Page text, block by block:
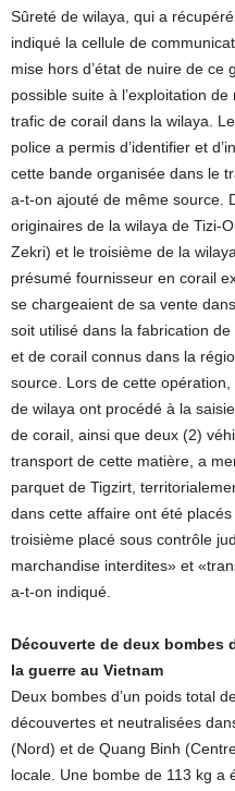
Sûreté de wilaya, qui a
indiqué la cellule de
mise hors d’état de nuire de
possible suite à l’exploitation
trafic de corail dans la wilaya.
police a permis d’identifier et
cette bande organisée dans le
a-t-on ajouté de même source.
originaires de la wilaya de Tizi-
Zekri) et le troisième de la
présumé fournisseur en corail
se chargeaient de sa vente
soit utilisé dans la fabrication
et de corail connus dans la
source. Lors de cette
de wilaya ont procédé à la
de corail, ainsi que deux (2)
transport de cette matière, a
parquet de Tigzirt,
dans cette affaire ont été
troisième placé sous contrôle
marchandise interdites» et
a-t-on indiqué.
Découverte de deux bombes
la guerre au Vietnam
Deux bombes d’un poids total
découvertes et neutralisées
(Nord) et de Quang Binh
locale. Une bombe de 113 kg a